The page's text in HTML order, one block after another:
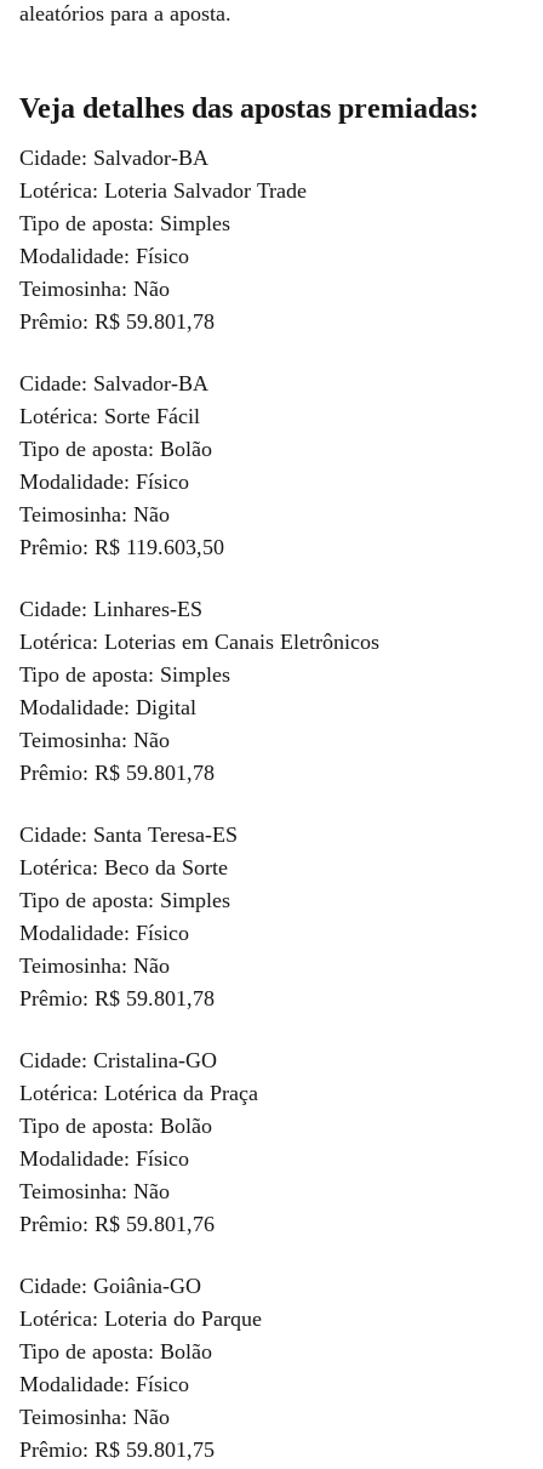
aleatórios para a aposta.
Veja detalhes das apostas premiadas:
Cidade: Salvador-BA
Lotérica: Loteria Salvador Trade
Tipo de aposta: Simples
Modalidade: Físico
Teimosinha: Não
Prêmio: R$ 59.801,78
Cidade: Salvador-BA
Lotérica: Sorte Fácil
Tipo de aposta: Bolão
Modalidade: Físico
Teimosinha: Não
Prêmio: R$ 119.603,50
Cidade: Linhares-ES
Lotérica: Loterias em Canais Eletrônicos
Tipo de aposta: Simples
Modalidade: Digital
Teimosinha: Não
Prêmio: R$ 59.801,78
Cidade: Santa Teresa-ES
Lotérica: Beco da Sorte
Tipo de aposta: Simples
Modalidade: Físico
Teimosinha: Não
Prêmio: R$ 59.801,78
Cidade: Cristalina-GO
Lotérica: Lotérica da Praça
Tipo de aposta: Bolão
Modalidade: Físico
Teimosinha: Não
Prêmio: R$ 59.801,76
Cidade: Goiânia-GO
Lotérica: Loteria do Parque
Tipo de aposta: Bolão
Modalidade: Físico
Teimosinha: Não
Prêmio: R$ 59.801,75